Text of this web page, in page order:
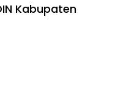
Kabupaten